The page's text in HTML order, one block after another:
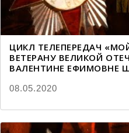
ЦИКЛ ТЕЛЕПЕРЕДАЧ
ВЕТЕРАНУ ВЕЛИКОЙ
ВАЛЕНТИНЕ ЕФИМОВНЕ
08.05.2020